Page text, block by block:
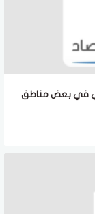
في بعض مناطق